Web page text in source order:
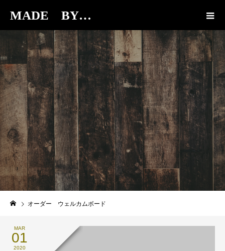
MADE BY…
BLOG
オーダー ウェルカムボード
MAR
01
2020